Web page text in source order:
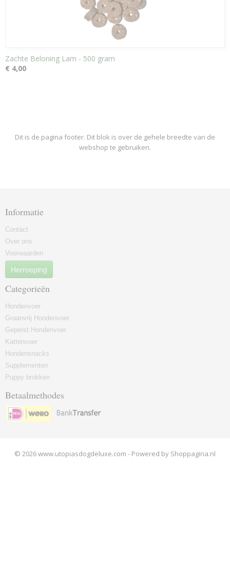
Zachte Beloning Lam - 500 gram
€ 4,00
Dit is de pagina footer. Dit blok is over de gehele breedte van de
webshop te gebruiken.
Informatie
Contact
Over ons
Voorwaarden
Herroeping
Categorieën
Hondenvoer
Graanvrij Hondenvoer
Geperst Hondenvoer
Kattenvoer
Hondensnacks
Supplementen
Puppy brokken
Betaalmethodes
© 2026 www.utopiasdogdeluxe.com - Powered by Shoppagina.nl